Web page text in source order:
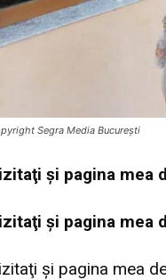
Segra Media București
zitaţi şi pagina mea
zitaţi şi pagina mea
şi pagina mea